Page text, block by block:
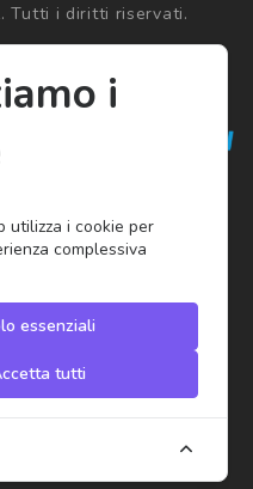
Tutti i diritti riservati.
i
utilizza i cookie per
complessiva
essenziali
tutti